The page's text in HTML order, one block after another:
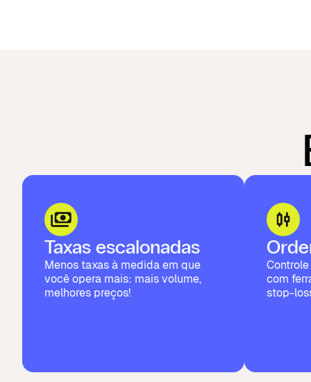
Taxas escalonadas
Menos taxas à medida em que
você opera mais: mais volume,
melhores preços!
com
stop-